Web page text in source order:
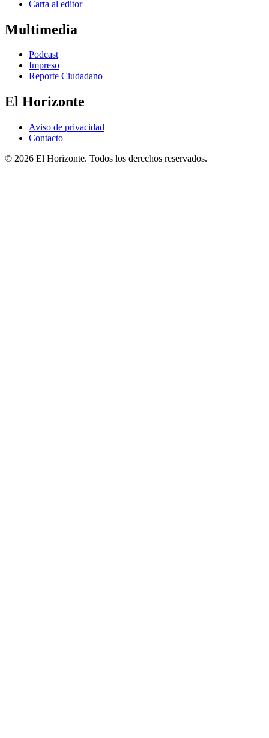
Carta al editor
Multimedia
Podcast
Impreso
Reporte Ciudadano
El Horizonte
Aviso de privacidad
Contacto
© 2026 El Horizonte. Todos los derechos reservados.